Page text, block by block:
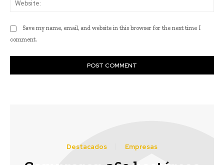
Save my name, email, and website in this browser for the next time I
comment.